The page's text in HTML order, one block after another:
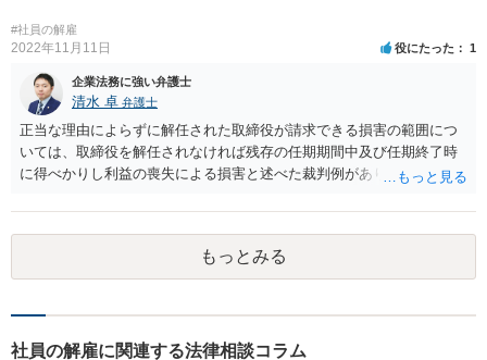
#社員の解雇
2022年11月11日 役にたった 1
企業法務に強い弁護士
清水 卓 弁護士
正当な理由によらずに解任された取締役が請求できる損害の範囲につ
いては、取締役を解任されなければ残存の任期期間中及び任期終了時
に得べかりし利益の喪失による損害と述べた裁判例があります。 役員
ます。また、手当等異なる名称が使用されていても実質はこれらと同
じような性質の金員と判断されれば、損害に含まれる可能性がありま
す。 慰謝料や弁護士については、これらの損害に含まれないと述べる
裁判例もありますが、含まれるとする見解もあり、争いがあるところ
社として正式な手続きを経て無報酬と取り決めているということでし
もっとみる
社員の解雇に関連する法律相談コラム